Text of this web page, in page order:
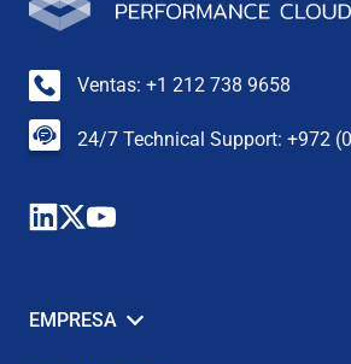
Ventas: +1 212 738 9658
24/7 Technical Support: +972
EMPRESA